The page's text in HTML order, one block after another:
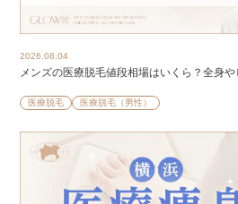
2026.08.04
メンズの医療脱毛値段相場はいくら？全身
医療脱毛 医療脱毛（男性）